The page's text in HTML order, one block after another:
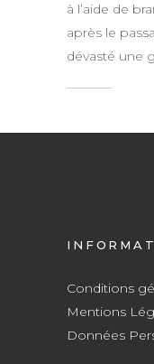
à l’aide de
après le
dévasté une
Conditions
Mentions
Données